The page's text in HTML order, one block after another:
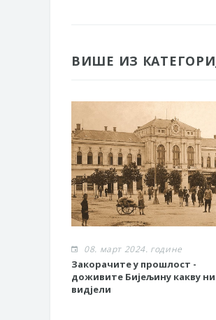
ВИШЕ ИЗ
08. март 2024. године
Закорачите у прошлост -
доживите Бијељину какву
видјели